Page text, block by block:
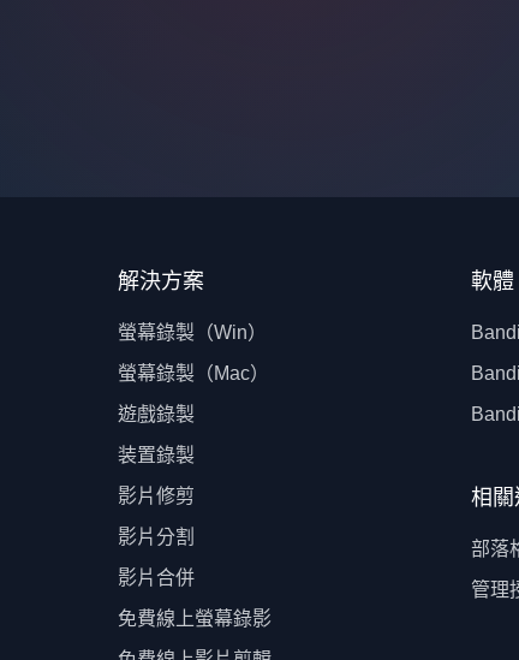
解決方案
螢幕錄製（Win）
螢幕錄製（Mac）
遊戲錄製
装置錄製
影片修剪
影片分割
影片合併
免費線上螢幕錄影
軟體
相關
部落
管理